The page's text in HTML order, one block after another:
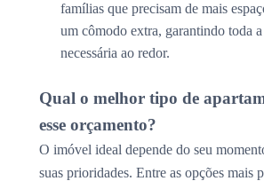
famílias que precisam de mais
um cômodo extra, garantindo toda
necessária ao redor.
Qual o melhor tipo de
esse orçamento?
O imóvel ideal depende do seu
suas prioridades. Entre as opções mais